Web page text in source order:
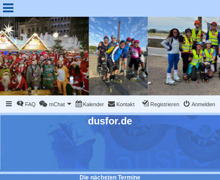
FAQ mChat Kalender Kontakt Anmelden
Registrieren
dusfor.de
Die nächsten Termine